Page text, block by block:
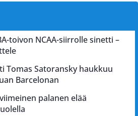
toivon NCAA-siirrolle sinetti –
Tomas Satoransky haukkuu
Barcelonan
palanen elää